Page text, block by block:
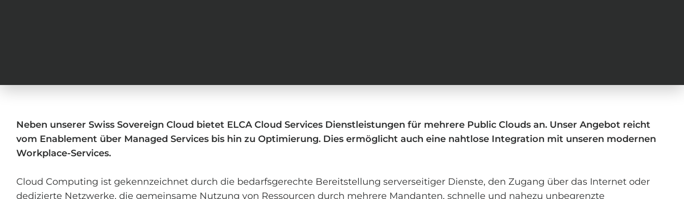
Neben unserer Swiss Sovereign Cloud bietet ELCA Cloud Services Dienstleistungen für mehrere Public Clouds an. Unser Angebot reicht
vom Enablement über Managed Services bis hin zu Optimierung. Dies ermöglicht auch eine nahtlose Integration mit unseren modernen
Workplace-Services.
Cloud Computing ist gekennzeichnet durch die bedarfsgerechte Bereitstellung serverseitiger Dienste, den Zugang über das Internet oder
dedizierte Netzwerke, die gemeinsame Nutzung von Ressourcen durch mehrere Mandanten, schnelle und nahezu unbegrenzte